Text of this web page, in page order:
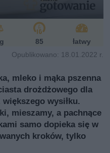
85
łatwy
Opublikowano: 18.01.2022 r.
mleko i mąka pszenna
drożdżowego dla
wysiłku.
mieszamy, a pachnące
samo dopieka się w
kroków, tylko